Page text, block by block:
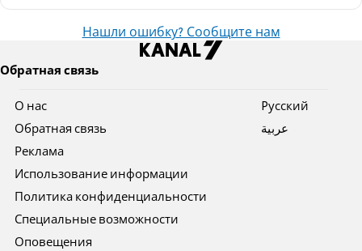
Нашли ошибку? Сообщите нам
Обратная связь
О нас
Обратная связь
Реклама
Использование информации
Политика конфиденциальности
Специальные возможности
Оповещения
Pусский
عربية